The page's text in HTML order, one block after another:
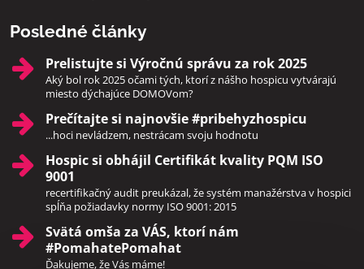
Posledné články
Prelistujte si Výročnú správu za rok 2025
Aký bol rok 2025 očami tých, ktorí z nášho hospicu vytvárajú
miesto dýchajúce DOMOVom?
Prečítajte si najnovšie #pribehyzhospicu
...hoci nevládzem, nestrácam svoju hodnotu
Hospic si obhájil Certifikát kvality PQM ISO
9001
recertifikačný audit preukázal, že systém manažérstva v hospici
spĺňa požiadavky normy ISO 9001: 2015
Svätá omša za VÁS, ktorí nám
#PomahatePomahat
Ďakujeme, že Vás máme!